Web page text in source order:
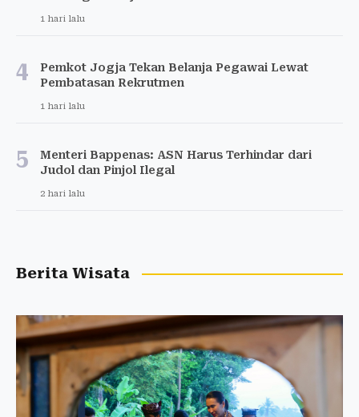
1 hari lalu
4
Pemkot Jogja Tekan Belanja Pegawai Lewat
Pembatasan Rekrutmen
1 hari lalu
5
Menteri Bappenas: ASN Harus Terhindar dari
Judol dan Pinjol Ilegal
2 hari lalu
Berita Wisata